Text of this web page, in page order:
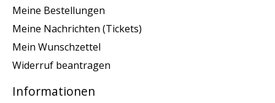
Meine Bestellungen
Meine Nachrichten (Tickets)
Mein Wunschzettel
Widerruf beantragen
Informationen